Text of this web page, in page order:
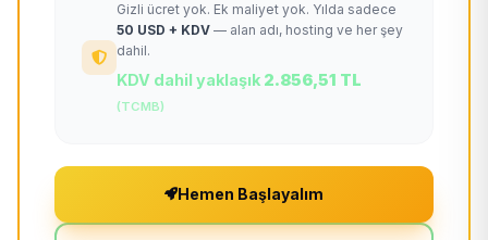
Gizli ücret yok. Ek maliyet yok. Yılda sadece
50 USD + KDV — alan adı, hosting ve her şey
dahil.
KDV dahil yaklaşık 2.856,51 TL
(TCMB)
Hemen Başlayalım